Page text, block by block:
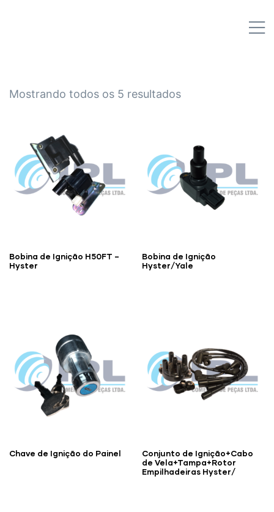
Mostrando todos os 5 resultados
Bobina de Ignição H50FT –
Hyster
Bobina de Ignição
Hyster/Yale
Chave de Ignição do Painel
Conjunto de Ignição+Cabo
de Vela+Tampa+Rotor
Empilhadeiras Hyster/